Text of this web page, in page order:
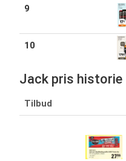
9
10
Jack pris
Tilbud